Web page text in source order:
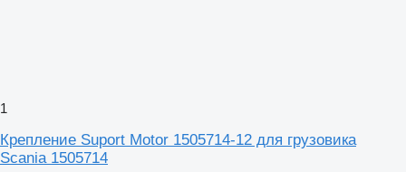
1
Крепление Suport Motor 1505714-12 для грузовика
Scania 1505714